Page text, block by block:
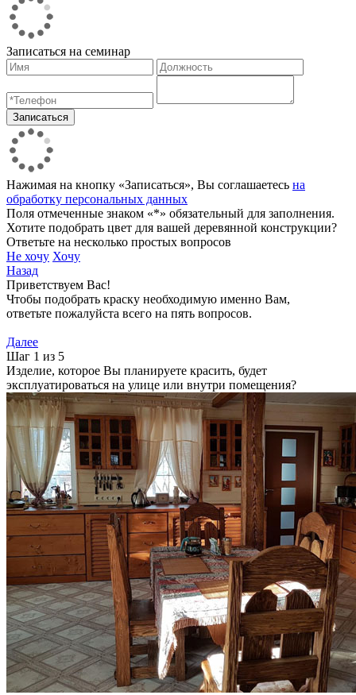
Записаться на семинар
Нажимая на кнопку «Записаться», Вы соглашаетесь на
обработку персональных данных
Поля отмеченные знаком «*» обязательный для заполнения.
Хотите подобрать цвет для вашей деревянной конструкции?
Ответьте на несколько простых вопросов
Не хочу Хочу
Назад
Приветствуем Вас!
Чтобы подобрать краску необходимую именно Вам,
ответьте пожалуйста всего на пять вопросов.
Далее
Шаг 1 из 5
Изделие, которое Вы планируете красить, будет
эксплуатироваться на улице или внутри помещения?